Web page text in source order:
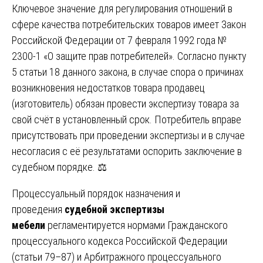
Ключевое значение для регулирования отношений в
сфере качества потребительских товаров имеет Закон
Российской Федерации от 7 февраля 1992 года №
2300-1 «О защите прав потребителей». Согласно пункту
5 статьи 18 данного закона, в случае спора о причинах
возникновения недостатков товара продавец
(изготовитель) обязан провести экспертизу товара за
свой счёт в установленный срок. Потребитель вправе
присутствовать при проведении экспертизы и в случае
несогласия с её результатами оспорить заключение в
судебном порядке. ⚖️
Процессуальный порядок назначения и
проведения судебной экспертизы
мебели регламентируется нормами Гражданского
процессуального кодекса Российской Федерации
(статьи 79–87) и Арбитражного процессуального